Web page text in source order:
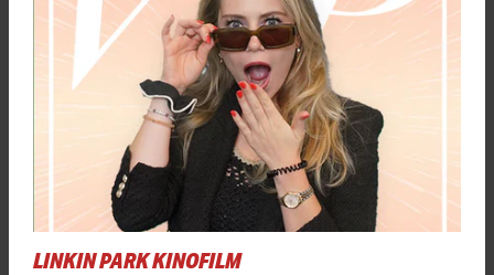
LINKIN PARK KINOFILM